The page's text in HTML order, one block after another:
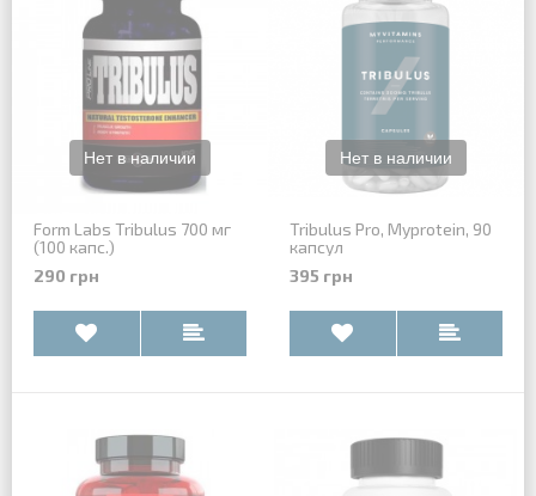
Form Labs Tribulus 700 мг
(100 капс.)
290 грн
Tribulus Pro, Myprotein, 90
капсул
395 грн